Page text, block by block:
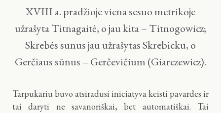
XVIII a. pradžioje viena sesuo metrikoje
užrašyta Titnagaitė, o jau kita – Titnogowicz;
Skrebės sūnus jau užrašytas Skrebicku, o
Gerčiaus sūnus – Gerčevičium (Giarczewicz).
Tarpukariu buvo atsiradusi iniciatyva keisti pavardes ir
tai daryti ne savanoriškai, bet automatiškai. Tai